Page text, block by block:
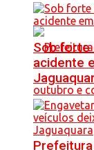
Sob forte
acidente